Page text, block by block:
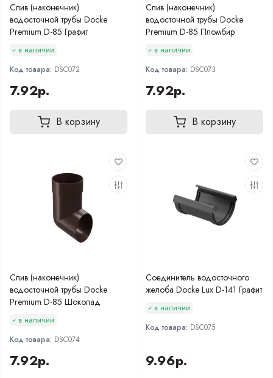
Слив (наконечник)
водосточной трубы Docke
Premium D-85 Графит
в наличии
Код товара: DSC072
7.92р.
В корзину
Слив (наконечник)
водосточной трубы Docke
Premium D-85 Пломбир
в наличии
Код товара: DSC073
7.92р.
В корзину
Слив (наконечник)
водосточной трубы Docke
Premium D-85 Шоколад
в наличии
Код товара: DSC074
7.92р.
Соединитель водосточного
желоба Docke Lux D-141 Графит
в наличии
Код товара: DSC075
9.96р.